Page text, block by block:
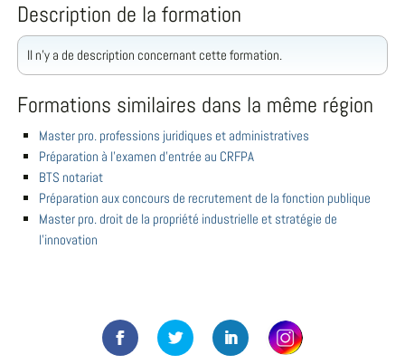
Description de la formation
Il n'y a de description concernant cette formation.
Formations similaires dans la même région
Master pro. professions juridiques et administratives
Préparation à l'examen d'entrée au CRFPA
BTS notariat
Préparation aux concours de recrutement de la fonction publique
Master pro. droit de la propriété industrielle et stratégie de
l'innovation